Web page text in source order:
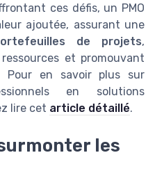
ces défis, un PMO
ajoutée, assurant une
de projets,
et promouvant
Pour en savoir plus sur
en solutions
lire cet article détaillé.
les